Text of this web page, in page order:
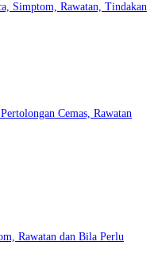
Simptom, Rawatan, Tindakan
Cemas, Rawatan
Rawatan dan Bila Perlu